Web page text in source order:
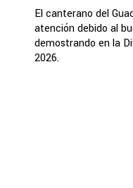
El canterano del
atención debido al
demostrando en la
2026.